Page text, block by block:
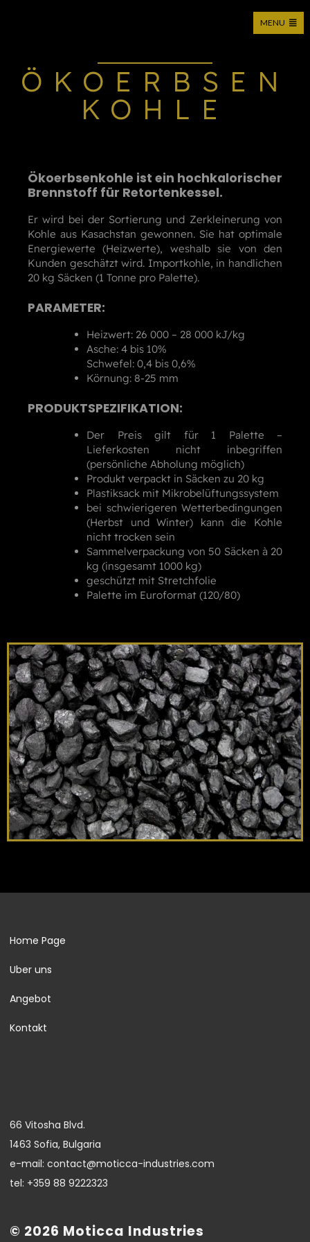
MENU
ÖKOERBSEN
KOHLE
Ökoerbsenkohle ist ein hochkalorischer
Brennstoff für Retortenkessel.
Er wird bei der Sortierung und Zerkleinerung von
Kohle aus Kasachstan gewonnen. Sie hat optimale
Energiewerte (Heizwerte), weshalb sie von den
Kunden geschätzt wird. Importkohle, in handlichen
20 kg Säcken (1 Tonne pro Palette).
PARAMETER:
Heizwert: 26 000 – 28 000 kJ/kg
Asche: 4 bis 10%
Schwefel: 0,4 bis 0,6%
Körnung: 8-25 mm
PRODUKTSPEZIFIKATION:
Der Preis gilt für 1 Palette –
Lieferkosten nicht inbegriffen
(persönliche Abholung möglich)
Produkt verpackt in Säcken zu 20 kg
Plastiksack mit Mikrobelüftungssystem
bei schwierigeren Wetterbedingungen
(Herbst und Winter) kann die Kohle
nicht trocken sein
Sammelverpackung von 50 Säcken à 20
kg (insgesamt 1000 kg)
geschützt mit Stretchfolie
Palette im Euroformat (120/80)
Home Page
Uber uns
Angebot
Kontakt
66 Vitosha Blvd.
1463 Sofia, Bulgaria
e-mail: contact@moticca-industries.com
tel: +359 88 9222323
© 2026 Moticca Industries